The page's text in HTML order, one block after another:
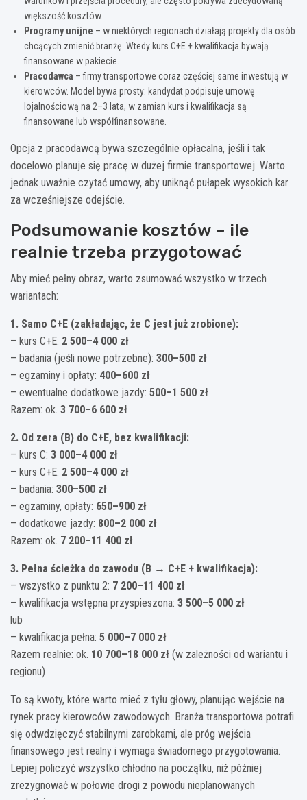
większość kosztów.
Programy unijne – w niektórych regionach działają projekty dla osób
chcących zmienić branżę. Wtedy kurs C+E + kwalifikacja bywają
finansowane w pakiecie.
Pracodawca – firmy transportowe coraz częściej same inwestują w
kierowców. Model bywa prosty: kandydat podpisuje umowę
lojalnościową na 2–3 lata, w zamian kurs i kwalifikacja są
finansowane lub współfinansowane.
Opcja z pracodawcą bywa szczególnie opłacalna, jeśli i tak
docelowo planuje się pracę w dużej firmie transportowej. Warto
jednak uważnie czytać umowy, aby uniknąć pułapek wysokich kar
za wcześniejsze odejście.
Podsumowanie kosztów – ile
realnie trzeba przygotować
Aby mieć pełny obraz, warto zsumować wszystko w trzech
wariantach:
1. Samo C+E (zakładając, że C jest już zrobione):
– kurs C+E: 2 500–4 000 zł
– badania (jeśli nowe potrzebne): 300–500 zł
– egzaminy i opłaty: 400–600 zł
– ewentualne dodatkowe jazdy: 500–1 500 zł
Razem: ok. 3 700–6 600 zł
2. Od zera (B) do C+E, bez kwalifikacji:
– kurs C: 3 000–4 000 zł
– kurs C+E: 2 500–4 000 zł
– badania: 300–500 zł
– egzaminy, opłaty: 650–900 zł
– dodatkowe jazdy: 800–2 000 zł
Razem: ok. 7 200–11 400 zł
3. Pełna ścieżka do zawodu (B → C+E + kwalifikacja):
– wszystko z punktu 2: 7 200–11 400 zł
– kwalifikacja wstępna przyspieszona: 3 500–5 000 zł
lub
– kwalifikacja pełna: 5 000–7 000 zł
Razem realnie: ok. 10 700–18 000 zł (w zależności od wariantu i
regionu)
To są kwoty, które warto mieć z tyłu głowy, planując wejście na
rynek pracy kierowców zawodowych. Branża transportowa potrafi
się odwdzięczyć stabilnymi zarobkami, ale próg wejścia
finansowego jest realny i wymaga świadomego przygotowania.
Lepiej policzyć wszystko chłodno na początku, niż później
zrezygnować w połowie drogi z powodu nieplanowanych